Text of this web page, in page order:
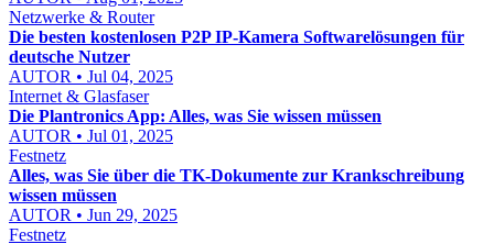
Netzwerke & Router
Die besten kostenlosen P2P IP-Kamera Softwarelösungen für
deutsche Nutzer
AUTOR • Jul 04, 2025
Internet & Glasfaser
Die Plantronics App: Alles, was Sie wissen müssen
AUTOR • Jul 01, 2025
Festnetz
Alles, was Sie über die TK-Dokumente zur Krankschreibung
wissen müssen
AUTOR • Jun 29, 2025
Festnetz